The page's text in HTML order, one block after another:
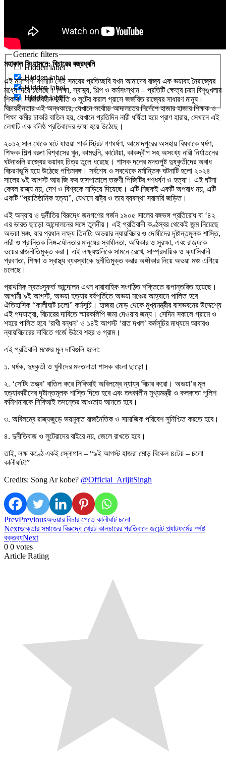
Generic filters
Hidden label
Hidden label
Hidden label
Hidden label
মহাকাল সিংহাসনে: বিচারের বজ্রধ্বনি
এই মর্মস্পর্শী বর্ণনাটি সেই সময়ের প্রতিচ্ছবি যখন আমাদের রাজ্য এক ভয়াবহ নৈরাজ্যের
মধ্যে দিয়ে চলেছে। শিক্ষা, স্বাস্থ্য, শিল্প ও কর্মসংস্থান – প্রতিটি ক্ষেত্র চরম বিশৃঙ্খলার
শিকার। নজিরবিহীন দুর্নীতি ও লুটের করাল গ্রাসে জর্জরিত রাজ্যের সাধারণ মানুষ।
বিচারহীনতার এই অন্ধকারে, যেখানে সর্বোচ্চ আদালতের নির্দেশে হাজার হাজার শিক্ষক ও
শিক্ষা কর্মীর চাকরি বাতিল হয়, যেখানে প্রতিদিন নারী ধর্ষিতা হয়ে প্রাণ হারায়, সেখানে এই
লেখাটি এক বলিষ্ঠ প্রতিবাদের ভাষা হয়ে উঠেছে।
২০১২ সাল থেকে ঘটে যাওয়া পার্ক স্ট্রিট গণধর্ষণ, আমোদপুরের অসহায় বিধবাকে ধর্ষণ,
শিক্ষক শিল্প বরুণ বিশ্বাসের খুন, কামদুনি, কাটোয়া, কাকদ্বীপ সহ অসংখ্য নারী নির্যাতনের
ঘটনাগুলি রাজ্যের ভয়াবহ চিত্র তুলে ধরেছে। শাসক দলের মদতপুষ্ট দুষ্কৃতীদের অবাধ
বিচরণভূমি হয়ে উঠেছে পশ্চিমবঙ্গ। সর্বশেষ ও সবথেকে মর্মান্তিক ঘটনাটি হলো ২০২৪
সালের ৯ই আগস্ট আর জি কর হাসপাতালে তরুণী পিজিটির গণধর্ষণ ও হত্যা। এই ঘটনা
কেবল রাজ্য নয়, দেশ ও বিশ্বকে নাড়িয়ে দিয়েছে। এটি নিছকই একটি অপরাধ নয়, এটি
একটি “প্রাতিষ্ঠানিক হত্যা”, যেখানে রাষ্ট্র ও তার ব্যবস্থা সরাসরি জড়িত।
এই অন্যায় ও দুর্নীতির বিরুদ্ধে জনগণের গর্জন ১৯০৫ সালের বঙ্গভঙ্গ প্রতিরোধ বা ‘৪২
এর ভারত ছাড়ো আন্দোলনের সঙ্গে তুলনীয়। এই প্রতিবাদী কণ্ঠস্বর থেকেই জন্ম নিয়েছে
অভয়া মঞ্চ, যার প্রধান লক্ষ্য তিনটি: অভয়ার ন্যায়বিচার ও দোষীদের দৃষ্টান্তমূলক শাস্তি,
নারী ও প্রান্তিক লিঙ্গ-যৌনতার মানুষের স্বাধীনতা, অধিকার ও সুরক্ষা, এবং রাজ্যকে
ভয়ের রাজনীতিমুক্ত করা। এই লক্ষ্যগুলিকে সামনে রেখে, সাম্প্রদায়িক ও ফ্যাসিবাদী
প্রবণতা, শিক্ষা ও স্বাস্থ্য ব্যবস্থাকে দুর্নীতিমুক্ত করার অঙ্গীকার নিয়ে অভয়া মঞ্চ এগিয়ে
চলেছে।
প্রাথমিক স্বতঃস্ফূর্ত আন্দোলন এখন ধারাবাহিক সংগঠিত শক্তিতে রূপান্তরিত হয়েছে।
আগামী ৯ই আগস্ট, অভয়া হত্যার বর্ষপূর্তিতে অভয়া মঞ্চের আহ্বানে পালিত হবে
ঐতিহাসিক “কালীঘাট চলো” কর্মসূচি। হাজরা মোড় থেকে মুখ্যমন্ত্রীর বাসভবনের উদ্দেশ্যে
এই পদযাত্রা, বিচারের দাবিতে স্মারকলিপি জমা দেওয়ার জন্য। সেদিন সকালে গ্রামে ও
শহরে পালিত হবে ‘রাখী বন্ধন’ ও ১৪ই আগস্ট ‘রাত দখল’ কর্মসূচির মাধ্যমে আবারও
ন্যায়বিচারের দাবিতে গর্জে উঠবে শহর ও গ্রাম।
এই প্রতিবাদী মঞ্চের মূল দাবিগুলি হলো:
১. ধর্ষক, দুষ্কৃতী ও খুনীদের মদতদাতা শাসক বাংলা ছাড়ো।
২. ‘সেটিং তত্ত্ব’ বাতিল করে সিবিআই অবিলম্বে ন্যায্য বিচার করো। অভয়া’র মূল
হত্যাকারীদের দৃষ্টান্তমূলক শাস্তি দিতে হবে এবং তৎকালীন মুখ্যমন্ত্রী ও কলকাতা পুলিশ
কমিশনারকে সিবিআই তদন্তের আওতায় আনতে হবে।
৩. অবিলম্বে রাজ্যজুড়ে ভয়মুক্ত রাজনৈতিক ও সামাজিক পরিবেশ সুনিশ্চিত করতে হবে।
৪. দুর্নীতিবাজ ও লুটেরাদের বাইরে নয়, জেলে রাখতে হবে।
তাই, লক্ষ কণ্ঠে একই স্লোগান – “৯ই আগস্ট হাজরা মোড় বিকেল ৪টেয় – চলো
কালীঘাট!”
Credits: Song Ar kobe? ‪@Official_ArijitSingh‬
PrevPreviousঅভয়ার বিচার পেতে কালীঘাট চলো
Nextডাক্তার সমাজের বিরুদ্ধে থ্রেট কালচারের প্রতিবাদে জয়েন্ট প্ল্যাটফর্মের স্পষ্ট
বক্তব্যNext
0 0 votes
Article Rating